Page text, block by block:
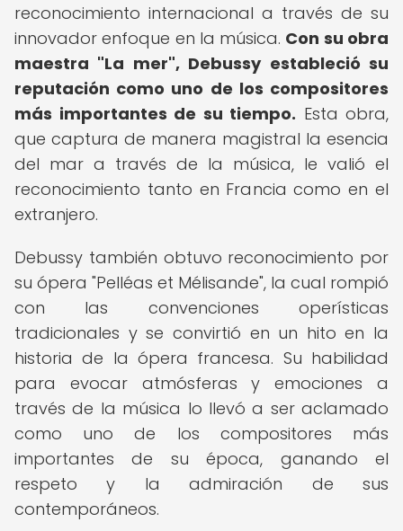
reconocimiento internacional a través de su
innovador enfoque en la música. Con su obra
maestra "La mer", Debussy estableció su
reputación como uno de los compositores
más importantes de su tiempo. Esta obra,
que captura de manera magistral la esencia
del mar a través de la música, le valió el
reconocimiento tanto en Francia como en el
extranjero.
Debussy también obtuvo reconocimiento por
su ópera "Pelléas et Mélisande", la cual rompió
con las convenciones operísticas
tradicionales y se convirtió en un hito en la
historia de la ópera francesa. Su habilidad
para evocar atmósferas y emociones a
través de la música lo llevó a ser aclamado
como uno de los compositores más
importantes de su época, ganando el
respeto y la admiración de sus
contemporáneos.